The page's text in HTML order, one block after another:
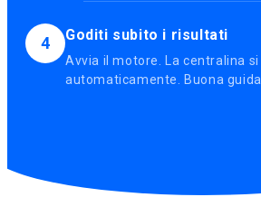
4 Goditi subito i risultati
Avvia il motore. La centralina
automaticamente. Buona